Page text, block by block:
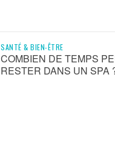
SANTÉ & BIEN-ÊTRE
COMBIEN DE TEMPS
RESTER DANS UN SPA